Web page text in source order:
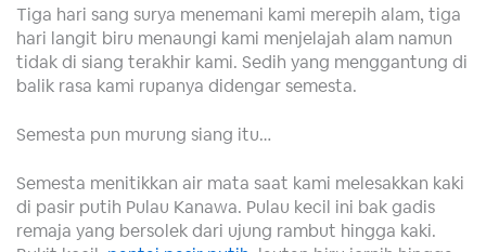
Tiga hari sang surya menemani kami merepih alam, tiga
hari langit biru menaungi kami menjelajah alam namun
tidak di siang terakhir kami. Sedih yang menggantung di
balik rasa kami rupanya didengar semesta.
Semesta pun murung siang itu…
Semesta menitikkan air mata saat kami melesakkan kaki
di pasir putih Pulau Kanawa. Pulau kecil ini bak gadis
remaja yang bersolek dari ujung rambut hingga kaki.